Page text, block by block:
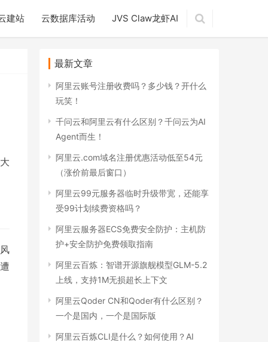
建站 云数据库活动 JVS Claw龙虾AI
最新文章
阿里云账号注册收费吗？多少钱？开什么
玩笑！
千问云和阿里云有什么区别？千问云为AI
Agent而生！
阿里云.com域名注册优惠活动低至54元
（涨价前最后窗口）
阿里云99元服务器临时升级带宽，还能享
受99计划续费资格吗？
阿里云服务器ECS免费安全防护：主机防
护+安全防护免费领取指南
阿里云百炼：智谱开源旗舰模型GLM-5.2
上线，支持1M无损超长上下文
阿里云Qoder CN和Qoder有什么区别？
一个是国内，一个是国际版
阿里云百炼CLI是什么？如何使用？AI